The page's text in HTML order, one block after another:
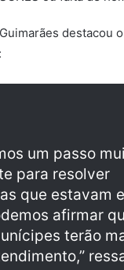
destacou
um passo
para resolver
que estavam
afirmar
terão